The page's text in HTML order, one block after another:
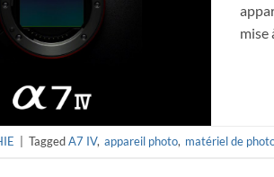
mise
TaggedA7 IV, appareil photo, matériel de